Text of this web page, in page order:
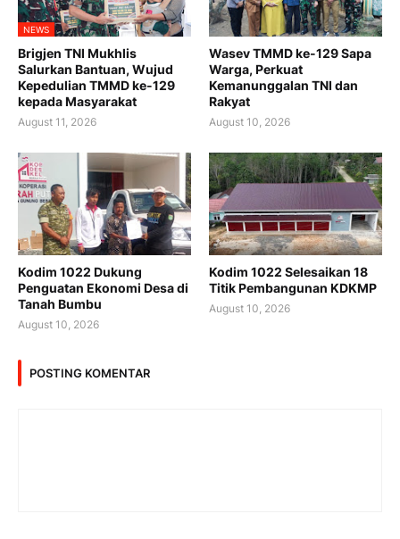
NEWS
Brigjen TNI Mukhlis
Salurkan Bantuan, Wujud
Kepedulian TMMD ke-129
kepada Masyarakat
August 11, 2026
Wasev TMMD ke-129 Sapa
Warga, Perkuat
Kemanunggalan TNI dan
Rakyat
August 10, 2026
Kodim 1022 Dukung
Penguatan Ekonomi Desa di
Tanah Bumbu
August 10, 2026
Kodim 1022 Selesaikan 18
Titik Pembangunan KDKMP
August 10, 2026
POSTING KOMENTAR